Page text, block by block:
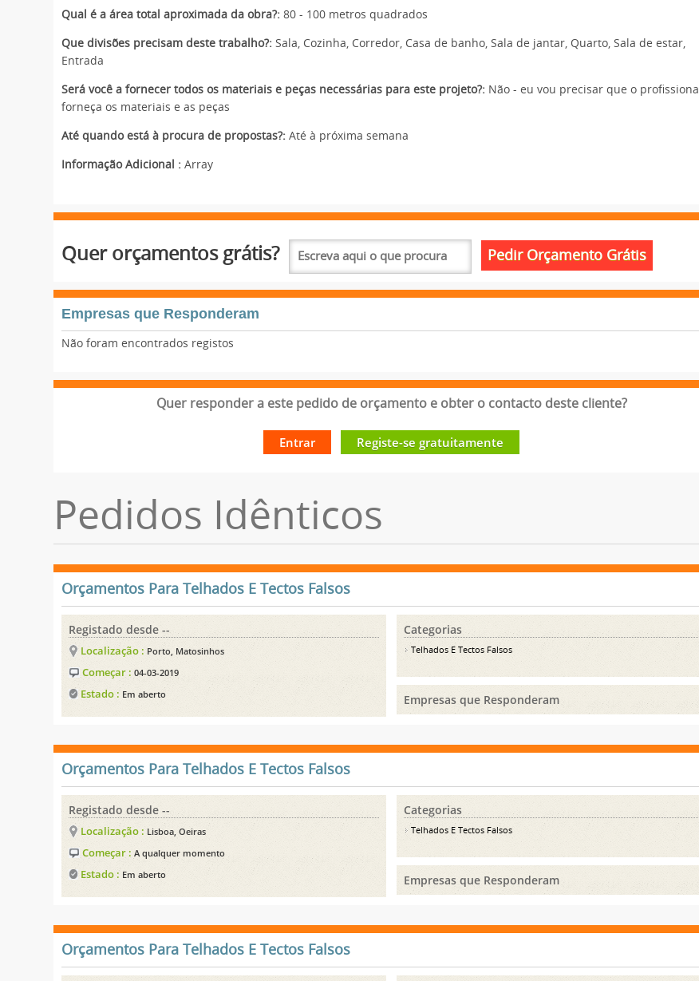
Qual é a área total aproximada da obra?: 80 - 100 metros quadrados
Que divisões precisam deste trabalho?: Sala, Cozinha, Corredor, Casa de banho, Sala de jantar, Quarto, Sala de estar,
Entrada
Será você a fornecer todos os materiais e peças necessárias para este projeto?: Não - eu vou precisar que o profissional
forneça os materiais e as peças
Até quando está à procura de propostas?: Até à próxima semana
Informação Adicional : Array
Quer orçamentos grátis?
Empresas que Responderam
Não foram encontrados registos
Quer responder a este pedido de orçamento e obter o contacto deste cliente?
Entrar Registe-se gratuitamente
Pedidos Idênticos
Orçamentos Para Telhados E Tectos Falsos
Registado desde --
Localização : Porto, Matosinhos
Começar :04-03-2019
Estado : Em aberto
Categorias
Telhados E Tectos Falsos
Empresas que Responderam
Orçamentos Para Telhados E Tectos Falsos
Registado desde --
Localização : Lisboa, Oeiras
Começar :A qualquer momento
Estado : Em aberto
Categorias
Telhados E Tectos Falsos
Empresas que Responderam
Orçamentos Para Telhados E Tectos Falsos